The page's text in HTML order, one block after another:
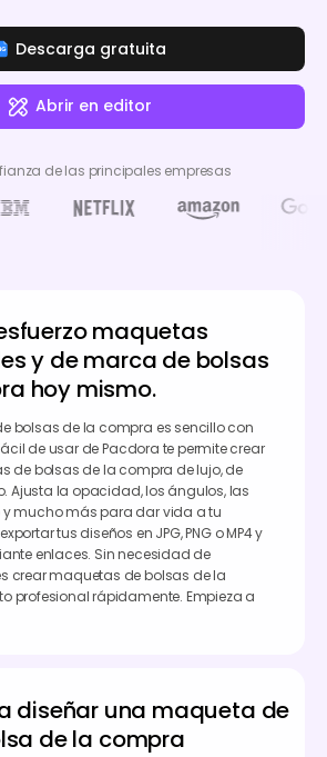
mockup
mockup
Descarga gratuita
Abrir en editor
de las principales empresas
maquetas
y de marca de bolsas
hoy mismo.
bolsas de la compra es sencillo con
de usar de Pacdora te permite crear
de bolsas de la compra de lujo, de
Ajusta la opacidad, los ángulos, las
mucho más para dar vida a tu
tus diseños en JPG, PNG o MP4 y
enlaces. Sin necesidad de
crear maquetas de bolsas de la
profesional rápidamente. Empieza a
diseñar una maqueta de
de la compra